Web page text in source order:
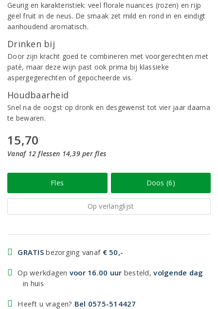
Geurig en karakteristiek: veel florale nuances (rozen) en rijp
geel fruit in de neus. De smaak zet mild en rond in en eindigt
aanhoudend aromatisch.
Drinken bij
Door zijn kracht goed te combineren met voorgerechten met
paté, maar deze wijn past ook prima bij klassieke
aspergegerechten of gepocheerde vis.
Houdbaarheid
Snel na de oogst op dronk en desgewenst tot vier jaar daarna
te bewaren.
15,70
Vanaf 12 flessen 14,39 per fles
Fles Doos (6)
Op verlanglijst
GRATIS bezorging vanaf € 50,-
Op werkdagen voor 16.00 uur besteld,volgende dag
in huis
Heeft u vragen? Bel 0575-514427